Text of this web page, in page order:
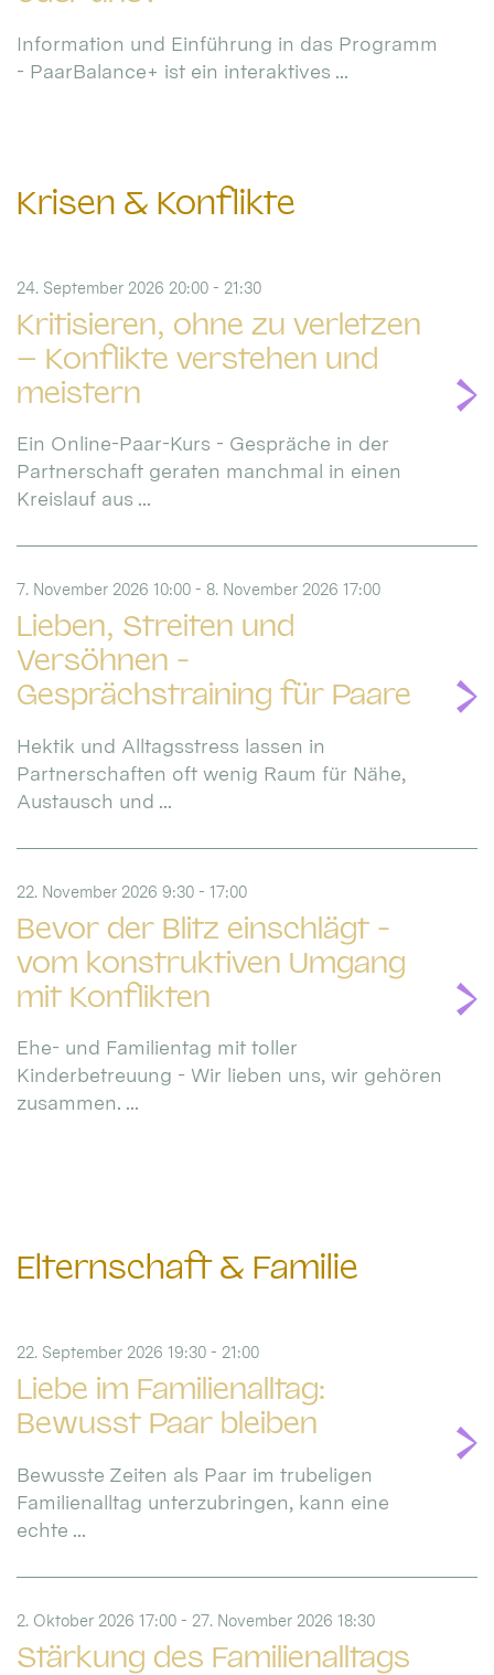
Information und Einführung in das Programm
- PaarBalance+ ist ein interaktives ...
Krisen & Konflikte
Kritisieren, ohne zu verletzen
– Konflikte verstehen und
meistern
24. September 2026 20:00 - 21:30
Ein Online-Paar-Kurs - Gespräche in der
Partnerschaft geraten manchmal in einen
Kreislauf aus ...
Lieben, Streiten und
Versöhnen -
Gesprächstraining für Paare
7. November 2026 10:00 - 8. November 2026 17:00
Hektik und Alltagsstress lassen in
Partnerschaften oft wenig Raum für Nähe,
Austausch und ...
Bevor der Blitz einschlägt -
vom konstruktiven Umgang
mit Konflikten
22. November 2026 9:30 - 17:00
Ehe- und Familientag mit toller
Kinderbetreuung - Wir lieben uns, wir gehören
zusammen. ...
Elternschaft & Familie
Liebe im Familienalltag:
Bewusst Paar bleiben
22. September 2026 19:30 - 21:00
Bewusste Zeiten als Paar im trubeligen
Familienalltag unterzubringen, kann eine
echte ...
Stärkung des Familienalltags
2. Oktober 2026 17:00 - 27. November 2026 18:30